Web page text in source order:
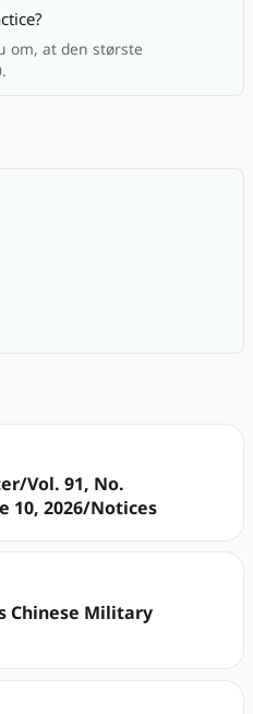
om, at den største
Vol. 91, No.
10, 2026/Notices
Chinese Military